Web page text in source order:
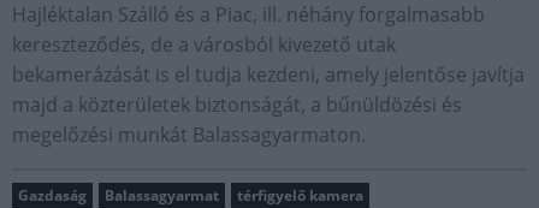
Hajléktalan Szálló és a Piac, ill. néhány forgalmasabb
kereszteződés, de a városból kivezető utak
bekamerázását is el tudja kezdeni, amely jelentőse javítja
majd a közterületek biztonságát, a bűnüldözési és
megelőzési munkát Balassagyarmaton.
Gazdaság Balassagyarmat
térfigyelő kamera